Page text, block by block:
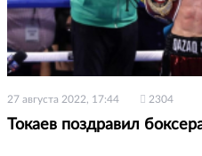
27 августа 2022, 17:44 2304
Токаев поздравил